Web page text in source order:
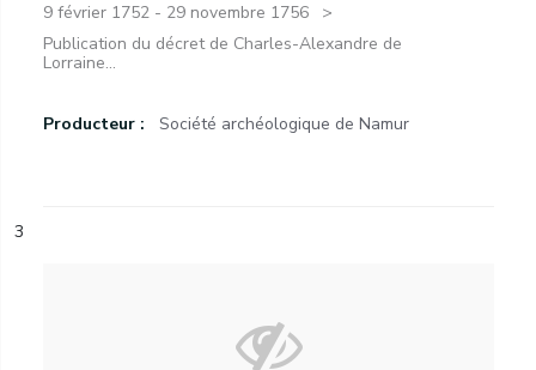
9 février 1752 - 29 novembre 1756
Publication du décret de Charles-Alexandre de
Lorraine...
Producteur : Société archéologique de Namur
3